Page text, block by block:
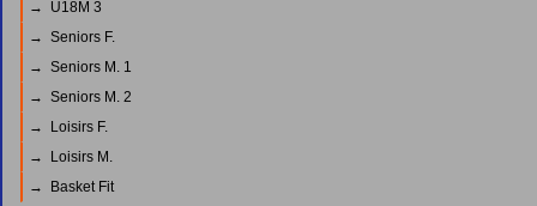
→ U18M 3
→ Seniors F.
→ Seniors M. 1
→ Seniors M. 2
→ Loisirs F.
→ Loisirs M.
→ Basket Fit